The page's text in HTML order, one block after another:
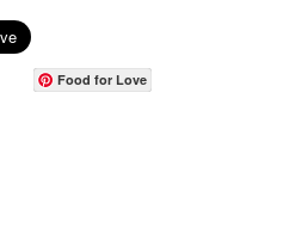
Food for Love